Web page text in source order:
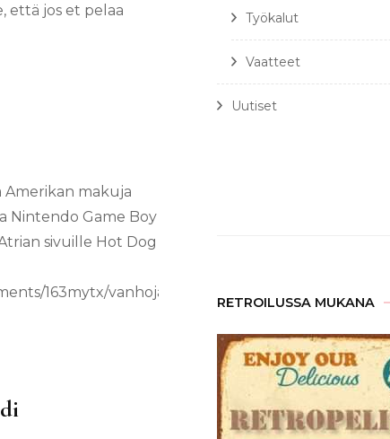
että jos et pelaa
Amerikan makuja
Nintendo Game Boy
sivuille Hot Dog
163mytx/
Työkalut
Vaatteet
Uutiset
RETROILUSSA MUKANA